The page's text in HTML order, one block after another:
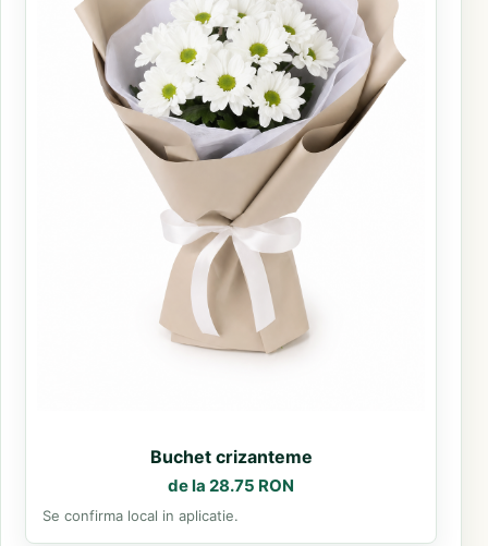
Buchet crizanteme
de la 28.75 RON
Se confirma local in aplicatie.